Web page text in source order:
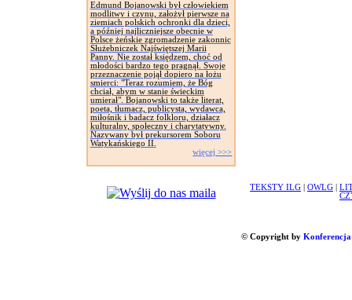
Edmund Bojanowski był człowiekiem
modlitwy i czynu, założył pierwsze na
ziemiach polskich ochronki dla dzieci,
a później najliczniejsze obecnie w
Polsce żeńskie zgromadzenie zakonnic
Służebniczek Najświętszej Marii
Panny. Nie został księdzem, choć od
młodości bardzo tego pragnął. Swoje
przeznaczenie pojął dopiero na łożu
smierci: "Teraz rozumiem, że Bóg
chciał, abym w stanie świeckim
umierał". Bojanowski to także literat,
poeta, tłumacz, publicysta, wydawca,
miłośnik i badacz folkloru, działacz
kulturalny, społeczny i charytatywny.
Nazywany był prekursorem Soboru
Watykańskiego II.
więcej >>>
TEKSTY ILG OWLG
© Copyright by Konferencja